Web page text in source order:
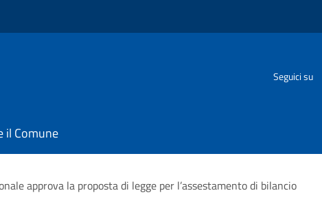
Seguici su
il Comune
approva la proposta di legge per l’assestamento di bilancio